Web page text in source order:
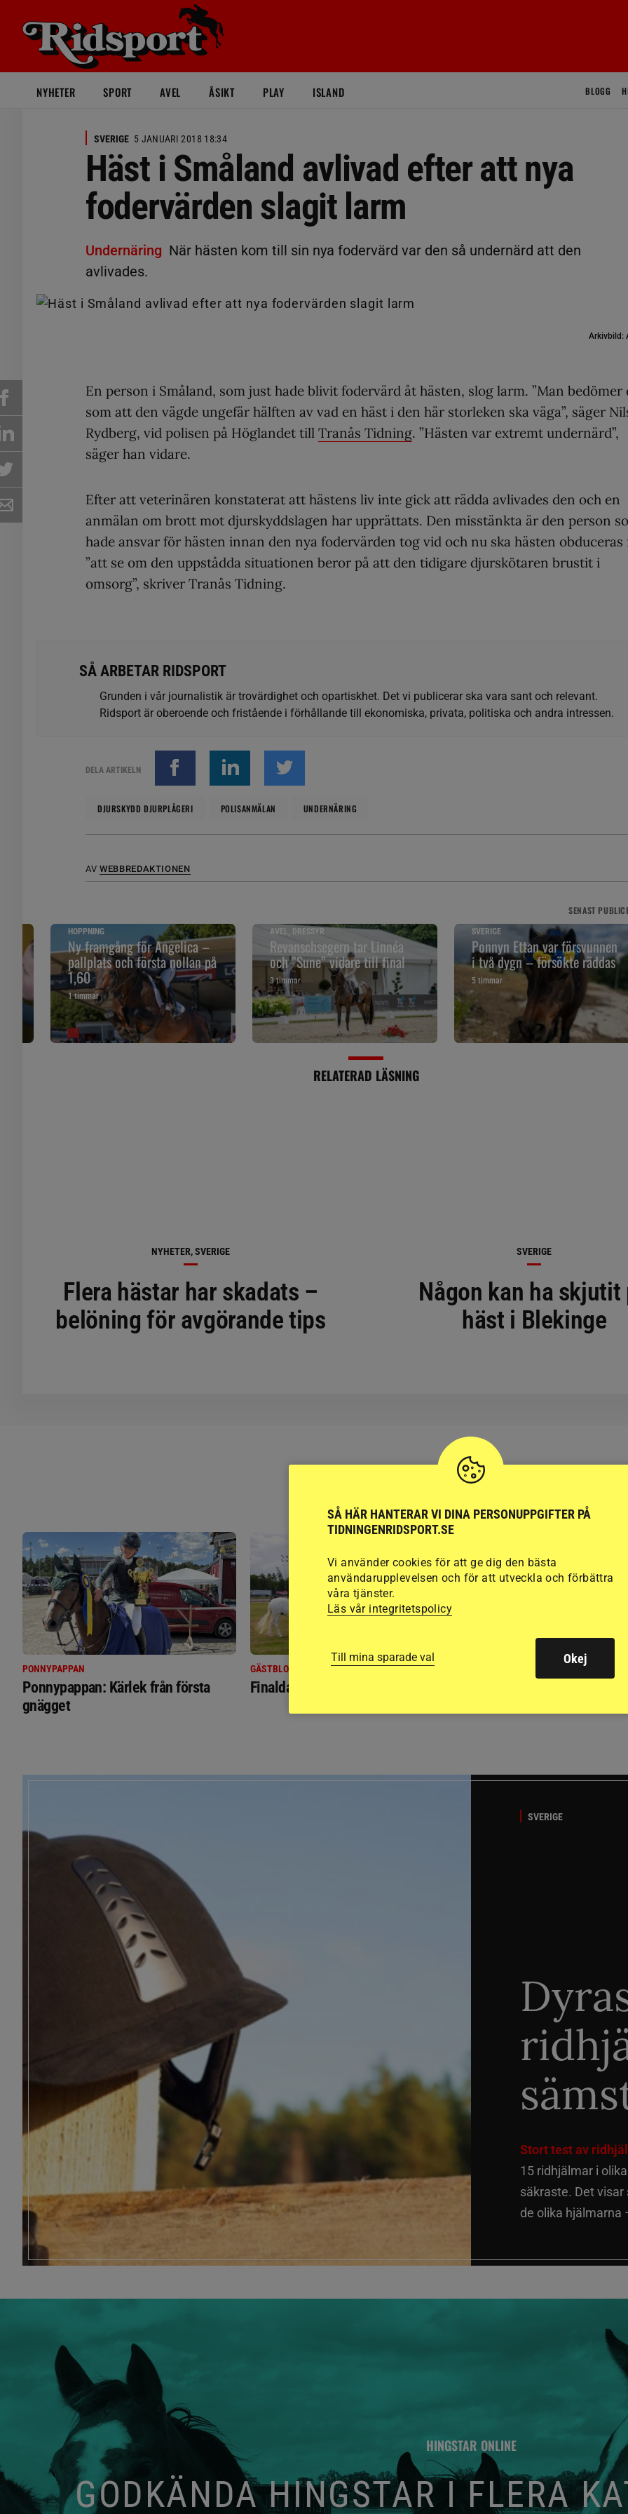
NYHETER SPORT AVEL ÅSIKT PLAY ISLAND BLOGG
SVERIGE 5 JANUARI 2018 18:34
Häst i Småland avlivad efter att nya
fodervärden slagit larm
Undernäring När hästen kom till sin nya fodervärd var den så undernärd att den
avlivades.
Arkivbild:
En person i Småland, som just hade blivit fodervärd åt hästen, slog larm. ”Man bedömer
som att den vägde ungefär hälften av vad en häst i den här storleken ska väga”, säger
Rydberg, vid polisen på Höglandet till Tranås Tidning. ”Hästen var extremt undernärd”,
säger han vidare.
Efter att veterinären konstaterat att hästens liv inte gick att rädda avlivades den och en
anmälan om brott mot djurskyddslagen har upprättats. Den misstänkta är den person
hade ansvar för hästen innan den nya fodervärden tog vid och nu ska hästen obduceras
”att se om den uppstådda situationen beror på att den tidigare djurskötaren brustit i
omsorg”, skriver Tranås Tidning.
SÅ ARBETAR RIDSPORT
Grunden i vår journalistik är trovärdighet och opartiskhet. Det vi publicerar ska vara sant och relevant.
Ridsport är oberoende och fristående i förhållande till ekonomiska, privata, politiska och andra intressen.
DELA ARTIKELN
DJURSKYDD DJURPLÅGERI POLISANMÄLAN UNDERNÄRING
AV WEBBREDAKTIONEN
SENAST
HOPPNING
Ny framgång för Angelica –
pallplats och första nollan på
1,60
1 timmar
AVEL, DRESSYR
Revanschsegern tar Linnéa
och ”Sune” vidare till final
3 timmar
SVERIGE
Ponnyn Ettan var försvunnen
i två dygn – försökte räddas
5 timmar
RELATERAD LÄSNING
NYHETER, SVERIGE
Flera hästar har skadats –
belöning för avgörande tips
SVERIGE
Någon kan ha skjutit
häst i Blekinge
BLOGGAR
PONNYPAPPAN
Ponnypappan: Kärlek från första
gnägget
GÄSTBLOGGEN
Finaldag med jubileumsutställning
SVERIGE
Stort test av
15 ridhjälmar i
säkraste. Det
de olika hjälmarna
HINGSTAR ONLINE
GODKÄNDA HINGSTAR I FLERA
SÅ HÄR HANTERAR VI DINA PERSONUPPGIFTER PÅ
TIDNINGENRIDSPORT.SE
Vi använder cookies för att ge dig den bästa
användarupplevelsen och för att utveckla och förbättra
våra tjänster.
Läs vår integritetspolicy
Till mina sparade val Okej